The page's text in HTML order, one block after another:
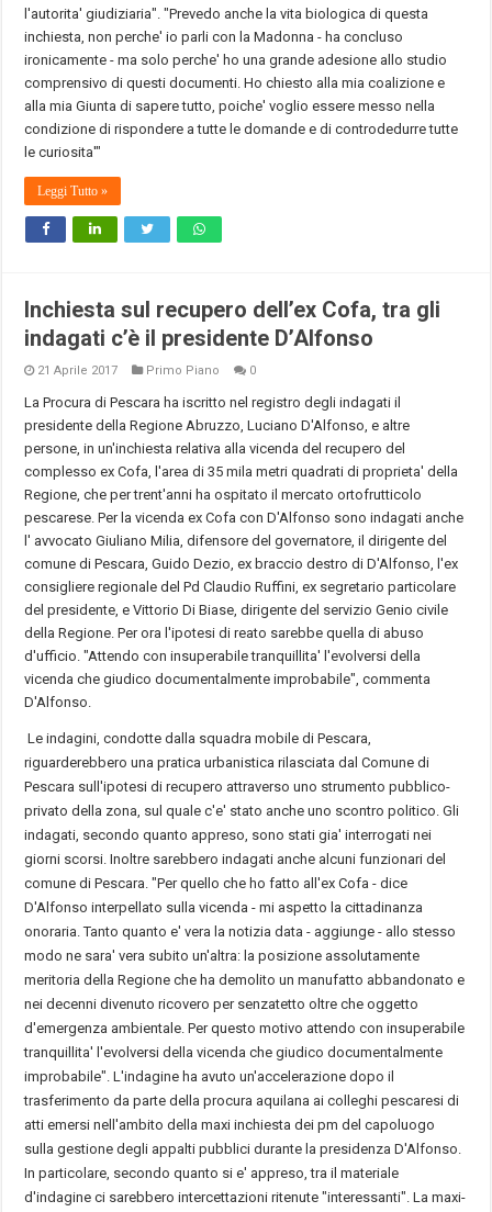
l'autorita' giudiziaria". "Prevedo anche la vita biologica di questa
inchiesta, non perche' io parli con la Madonna - ha concluso
ironicamente - ma solo perche' ho una grande adesione allo studio
comprensivo di questi documenti. Ho chiesto alla mia coalizione e
alla mia Giunta di sapere tutto, poiche' voglio essere messo nella
condizione di rispondere a tutte le domande e di controdedurre tutte
le curiosita'"
Leggi Tutto »
Inchiesta sul recupero dell’ex Cofa, tra gli
indagati c’è il presidente D’Alfonso
21 Aprile 2017 Primo Piano 0
La Procura di Pescara ha iscritto nel registro degli indagati il
presidente della Regione Abruzzo, Luciano D'Alfonso, e altre
persone, in un'inchiesta relativa alla vicenda del recupero del
complesso ex Cofa, l'area di 35 mila metri quadrati di proprieta' della
Regione, che per trent'anni ha ospitato il mercato ortofrutticolo
pescarese. Per la vicenda ex Cofa con D'Alfonso sono indagati anche
l' avvocato Giuliano Milia, difensore del governatore, il dirigente del
comune di Pescara, Guido Dezio, ex braccio destro di D'Alfonso, l'ex
consigliere regionale del Pd Claudio Ruffini, ex segretario particolare
del presidente, e Vittorio Di Biase, dirigente del servizio Genio civile
della Regione. Per ora l'ipotesi di reato sarebbe quella di abuso
d'ufficio. "Attendo con insuperabile tranquillita' l'evolversi della
vicenda che giudico documentalmente improbabile", commenta
D'Alfonso.
Le indagini, condotte dalla squadra mobile di Pescara,
riguarderebbero una pratica urbanistica rilasciata dal Comune di
Pescara sull'ipotesi di recupero attraverso uno strumento pubblico-
privato della zona, sul quale c'e' stato anche uno scontro politico. Gli
indagati, secondo quanto appreso, sono stati gia' interrogati nei
giorni scorsi. Inoltre sarebbero indagati anche alcuni funzionari del
comune di Pescara. "Per quello che ho fatto all'ex Cofa - dice
D'Alfonso interpellato sulla vicenda - mi aspetto la cittadinanza
onoraria. Tanto quanto e' vera la notizia data - aggiunge - allo stesso
modo ne sara' vera subito un'altra: la posizione assolutamente
meritoria della Regione che ha demolito un manufatto abbandonato e
nei decenni divenuto ricovero per senzatetto oltre che oggetto
d'emergenza ambientale. Per questo motivo attendo con insuperabile
tranquillita' l'evolversi della vicenda che giudico documentalmente
improbabile". L'indagine ha avuto un'accelerazione dopo il
trasferimento da parte della procura aquilana ai colleghi pescaresi di
atti emersi nell'ambito della maxi inchiesta dei pm del capoluogo
sulla gestione degli appalti pubblici durante la presidenza D'Alfonso.
In particolare, secondo quanto si e' appreso, tra il materiale
d'indagine ci sarebbero intercettazioni ritenute "interessanti". La maxi-